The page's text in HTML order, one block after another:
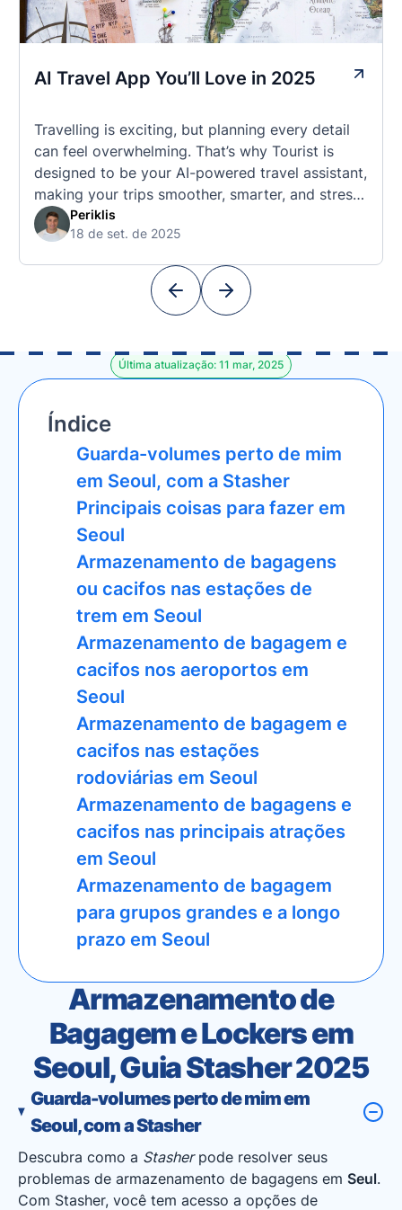
AI Travel App You’ll Love in 2025
Travelling is exciting, but planning every detail
can feel overwhelming. That’s why Tourist is
designed to be your AI-powered travel assistant,
making your trips smoother, smarter, and stress-
free. 🧭 What Makes the Tourist App Unique?
Unlike standard travel apps, Tourist combines
With Tourist, your trip planning becomes as
Periklis
18 de set. de 2025
Última atualização: 11 mar, 2025
Índice
Guarda-volumes perto de mim
em Seoul, com a Stasher
Principais coisas para fazer em
Seoul
Armazenamento de bagagens
ou cacifos nas estações de
trem em Seoul
Armazenamento de bagagem e
cacifos nos aeroportos em
Seoul
Armazenamento de bagagem e
cacifos nas estações
rodoviárias em Seoul
Armazenamento de bagagens e
cacifos nas principais atrações
em Seoul
Armazenamento de bagagem
para grupos grandes e a longo
prazo em Seoul
Armazenamento de
Bagagem e Lockers em
Seoul, Guia Stasher 2025
Guarda-volumes perto de mim em
Seoul, com a Stasher
Descubra como a Stasherpode resolver seus
problemas de armazenamento de bagagens em Seul.
Com Stasher, você tem acesso a opções de